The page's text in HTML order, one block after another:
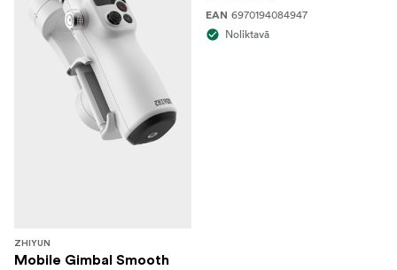
ZHIYUN
Mobile Gimbal Smooth
EAN 6970194084947
Noliktavā